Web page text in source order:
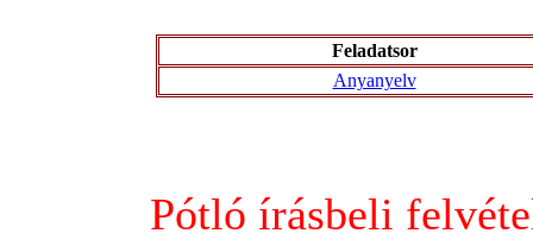
Feladatsor
Anyanyelv
Pótló írásbeli